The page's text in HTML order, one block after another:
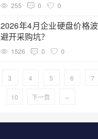
255 0 0
2026年4月企业硬盘价格
避开采购坑？
1526 0 0
3 4 5 6 7
10 下一页 ››